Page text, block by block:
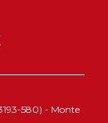
580) - Monte